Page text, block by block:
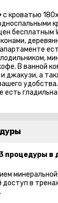
с кроватью
бесплатным
В ванной
джакузи, а
удобства.
процедуры в
доступ в